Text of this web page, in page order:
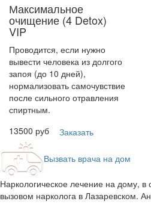
Максимальное
очищение (4 Detox)
VIP
Проводится, если нужно
вывести человека из долгого
запоя (до 10 дней),
нормализовать самочувствие
после сильного отравления
спиртным.
13500 руб
Заказать
Вызвать врача на дом
Наркологическое лечение на дому, в
вызовом нарколога в Лазаревском.